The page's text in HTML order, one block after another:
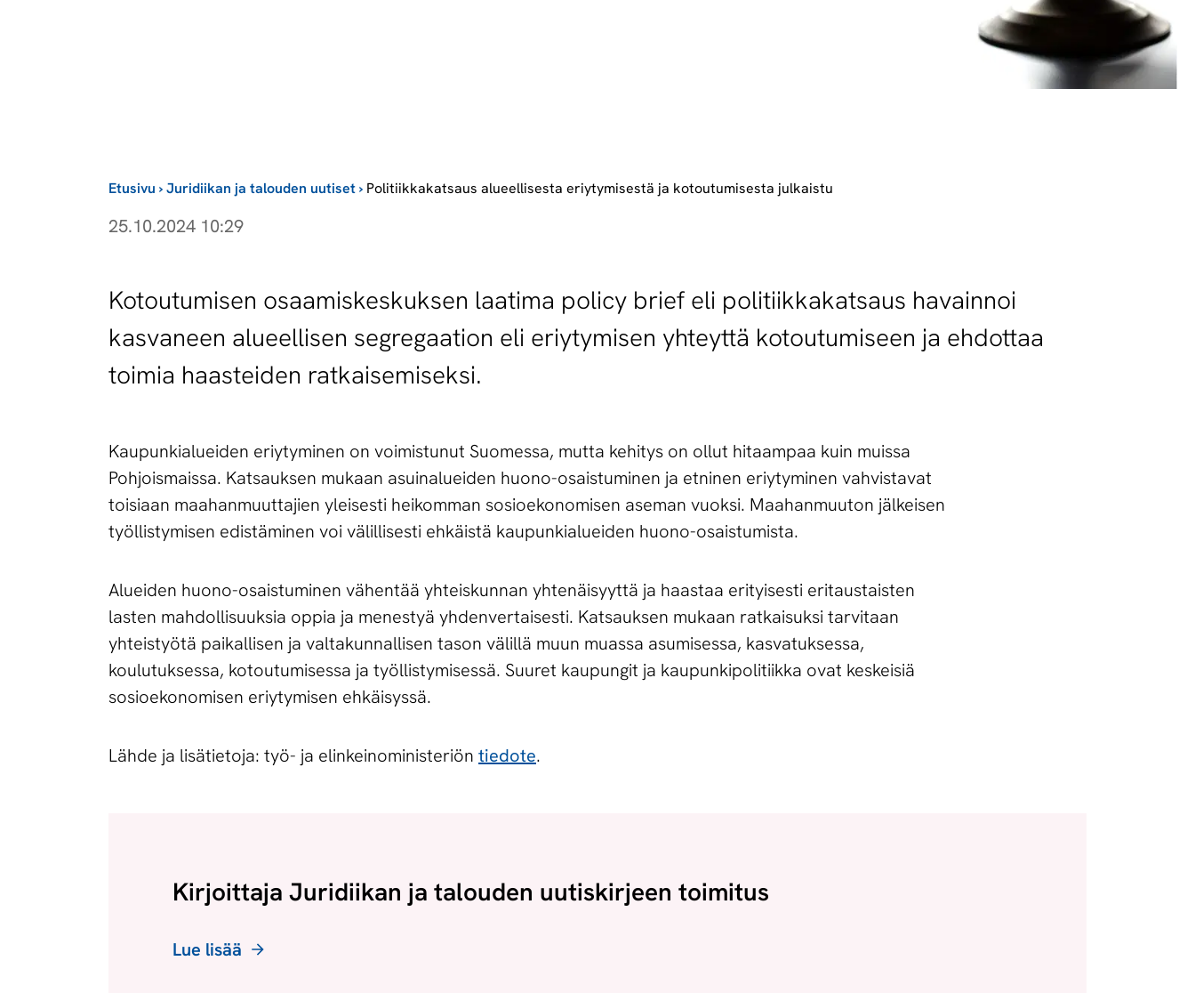
Etusivu ›Juridiikan ja talouden uutiset› Politiikkakatsaus alueellisesta eriytymisestä ja kotoutumisesta julkaistu
25.10.2024 10:29
Kotoutumisen osaamiskeskuksen laatima policy brief eli politiikkakatsaus havainnoi
kasvaneen alueellisen segregaation eli eriytymisen yhteyttä kotoutumiseen ja ehdottaa
toimia haasteiden ratkaisemiseksi.
Kaupunkialueiden eriytyminen on voimistunut Suomessa, mutta kehitys on ollut hitaampaa kuin muissa
Pohjoismaissa. Katsauksen mukaan asuinalueiden huono-osaistuminen ja etninen eriytyminen vahvistavat
toisiaan maahanmuuttajien yleisesti heikomman sosioekonomisen aseman vuoksi. Maahanmuuton jälkeisen
työllistymisen edistäminen voi välillisesti ehkäistä kaupunkialueiden huono-osaistumista.
Alueiden huono-osaistuminen vähentää yhteiskunnan yhtenäisyyttä ja haastaa erityisesti eritaustaisten
lasten mahdollisuuksia oppia ja menestyä yhdenvertaisesti. Katsauksen mukaan ratkaisuksi tarvitaan
yhteistyötä paikallisen ja valtakunnallisen tason välillä muun muassa asumisessa, kasvatuksessa,
koulutuksessa, kotoutumisessa ja työllistymisessä. Suuret kaupungit ja kaupunkipolitiikka ovat keskeisiä
sosioekonomisen eriytymisen ehkäisyssä.
Lähde ja lisätietoja: työ- ja elinkeinoministeriön tiedote.
Kirjoittaja Juridiikan ja talouden uutiskirjeen toimitus
Lue lisää